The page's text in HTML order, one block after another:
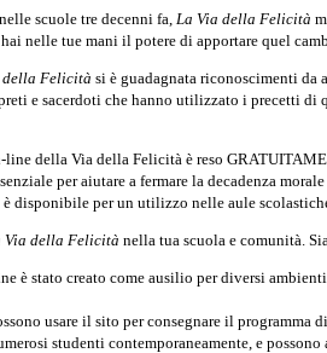
scuole tre decenni fa, La Via della Felicità
hai nelle tue mani il potere di apportare quel
della Felicità si è guadagnata riconoscimenti
e sacerdoti che hanno utilizzato i precetti
line della Via della Felicità è reso
per aiutare a fermare la decadenza
disponibile per un utilizzo nelle aule
Via della Felicità nella tua scuola e comunità.